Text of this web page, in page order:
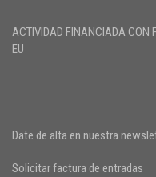
ACTIVIDAD FINANCIADA CON
EU
Date de alta en nuestra
Solicitar factura de entradas